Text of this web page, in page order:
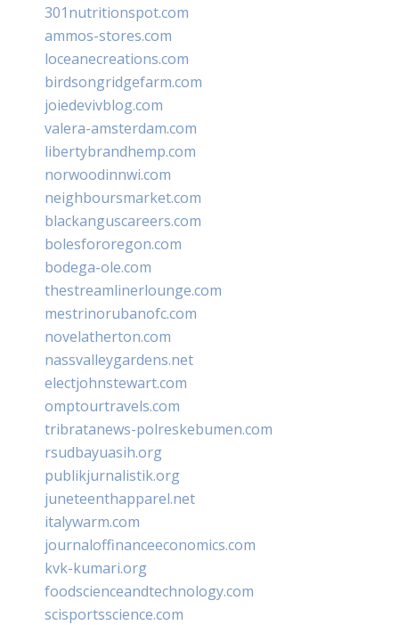
301nutritionspot.com
ammos-stores.com
loceanecreations.com
birdsongridgefarm.com
joiedevivblog.com
valera-amsterdam.com
libertybrandhemp.com
norwoodinnwi.com
neighboursmarket.com
blackanguscareers.com
bolesfororegon.com
bodega-ole.com
thestreamlinerlounge.com
mestrinorubanofc.com
novelatherton.com
nassvalleygardens.net
electjohnstewart.com
omptourtravels.com
tribratanews-polreskebumen.com
rsudbayuasih.org
publikjurnalistik.org
juneteenthapparel.net
italywarm.com
journaloffinanceeconomics.com
kvk-kumari.org
foodscienceandtechnology.com
scisportsscience.com